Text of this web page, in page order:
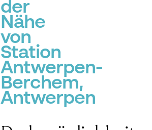
der
Nähe
von
Station
Antwerpen-
Berchem,
Antwerpen